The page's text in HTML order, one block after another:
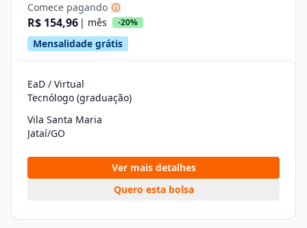
Comece pagando
R$ 154,96 | mês -20%
Mensalidade grátis
EaD / Virtual
Tecnólogo (graduação)
Vila Santa Maria
Jataí/GO
Ver mais detalhes
Quero esta bolsa